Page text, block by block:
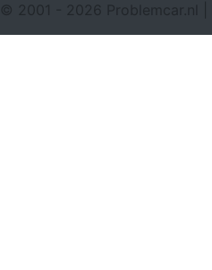
© 2001 - 2026 Problemcar.nl |